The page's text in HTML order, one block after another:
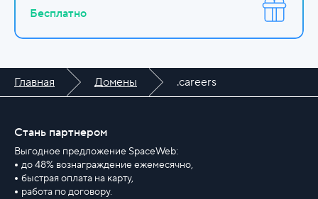
Бесплатно
Главная Домены .careers
Стань партнером
Выгодное предложение SpaceWeb:
до 48% вознаграждение ежемесячно,
быстрая оплата на карту,
работа по договору.